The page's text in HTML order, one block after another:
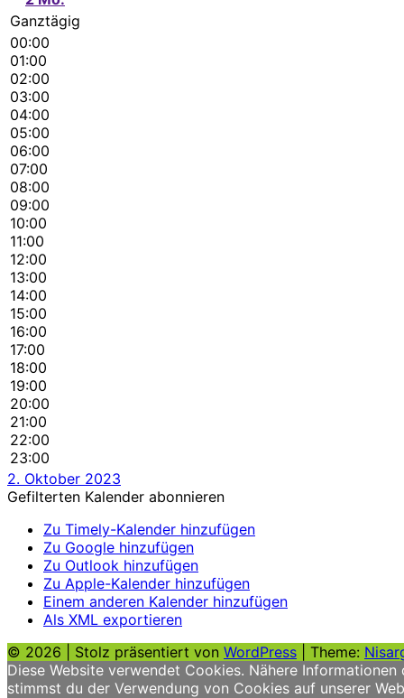
Ganztägig
00:00
01:00
02:00
03:00
04:00
05:00
06:00
07:00
08:00
09:00
10:00
11:00
12:00
13:00
14:00
15:00
16:00
17:00
18:00
19:00
20:00
21:00
22:00
23:00
2. Oktober 2023
Gefilterten Kalender abonnieren
Zu Timely-Kalender hinzufügen
Zu Google hinzufügen
Zu Outlook hinzufügen
Zu Apple-Kalender hinzufügen
Einem anderen Kalender hinzufügen
Als XML exportieren
© 2026
Stolz präsentiert von WordPress Theme:
Diese Website verwendet Cookies. Nähere
stimmst du der Verwendung von Cookies auf unserer